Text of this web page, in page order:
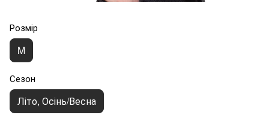
Розмір
M
Сезон
Літо, Осінь/Весна